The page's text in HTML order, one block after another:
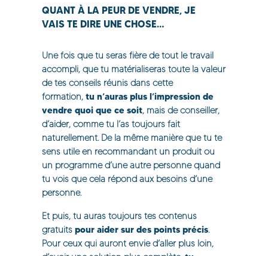
QUANT À LA PEUR DE VENDRE, JE
VAIS TE DIRE UNE CHOSE…
Une fois que tu seras fière de tout le travail
accompli, que tu matérialiseras toute la valeur
de tes conseils réunis dans cette
formation, tu n’auras plus l’impression de
vendre quoi que ce soit, mais de conseiller,
d’aider, comme tu l’as toujours fait
naturellement. De la même manière que tu te
sens utile en recommandant un produit ou
un programme d’une autre personne quand
tu vois que cela répond aux besoins d’une
personne.
Et puis, tu auras toujours tes contenus
gratuits pour aider sur des points précis.
Pour ceux qui auront envie d’aller plus loin,